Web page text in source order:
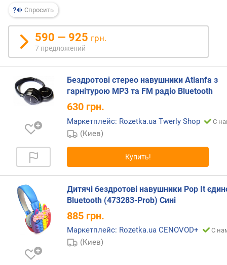
х
к
д
о
р
о
и
м
т
д
о
о
г
и
х
к
д
е
Спросить
590 — 925 грн.
7 предложений
Бездротові стерео навушники Atlanfa з
гарнітурою MP3 та FM радіо Bluetooth
630 грн.
Маркетплейс: Rozetka.ua Twerly Shop С
(Киев)
Купить!
Дитячі бездротові навушники Pop It
Bluetooth (473283-Prob) Сині
885 грн.
Маркетплейс: Rozetka.ua CENOVOD+ С
(Киев)